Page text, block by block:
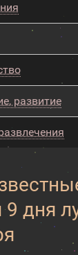
развитие
9 дня